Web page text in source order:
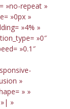
»no-repeat »
»0px »
»4% »
»0″
»0.1″
»
» »
»